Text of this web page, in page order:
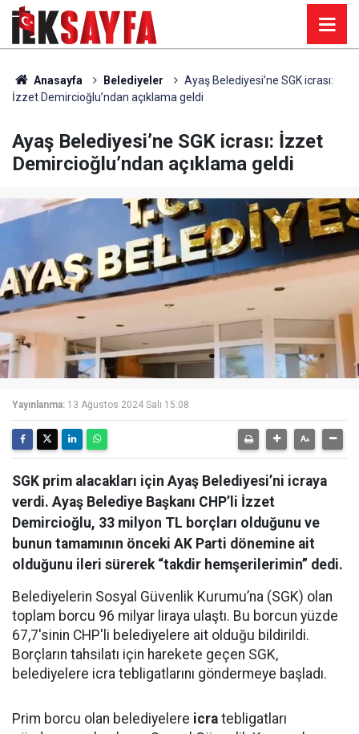
Anasayfa Belediyeler
Ayaş Belediyesi’ne SGK icrası:
İzzet Demircioğlu’ndan açıklama geldi
Ayaş Belediyesi’ne SGK icrası: İzzet
Demircioğlu’ndan açıklama geldi
Yayınlanma: 13 Ağustos 2024 Salı 15:08
SGK prim alacakları için Ayaş Belediyesi’ni icraya
verdi. Ayaş Belediye Başkanı CHP’li İzzet
Demircioğlu, 33 milyon TL borçları olduğunu ve
bunun tamamının önceki AK Parti dönemine ait
olduğunu ileri sürerek “takdir hemşerilerimin” dedi.
Belediyelerin Sosyal Güvenlik Kurumu’na (SGK) olan
toplam borcu 96 milyar liraya ulaştı. Bu borcun yüzde
67,7'sinin CHP'li belediyelere ait olduğu bildirildi.
Borçların tahsilatı için harekete geçen SGK,
belediyelere icra tebligatlarını göndermeye başladı.
Prim borcu olan belediyelere icra tebligatları